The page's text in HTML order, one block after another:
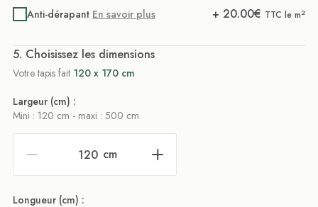
Anti-dérapant En savoir plus + 20.00€ TTC le m2
. Choisissez les dimensions
Votre tapis fait 120 x 170 cm
Largeur (cm) :
Mini : 120 cm - maxi : 500 cm
cm
Longueur (cm) :